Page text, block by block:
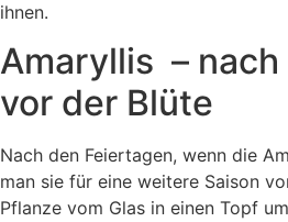
ihnen.
Amaryllis –
vor der Blüte
Nach den Feiertagen, wenn die
man sie für eine weitere Saison
Pflanze vom Glas in einen Topf